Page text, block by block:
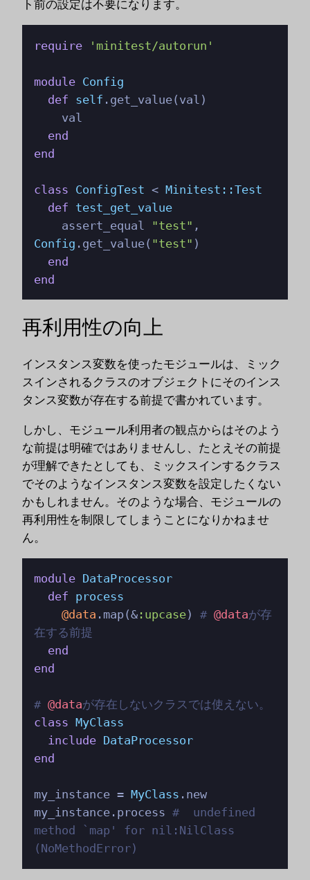
ト前の設定は不要になります。
require 'minitest/autorun'
module Config
def self .get_value(val)
end
end
class ConfigTest < Minitest::Test
def test_get_value
    assert_equal
"test"
Config .get_value( "test" )
end
end
再利用性の向上
インスタンス変数を使ったモジュールは、ミック
スインされるクラスのオブジェクトにそのインス
タンス変数が存在する前提で書かれています。
しかし、モジュール利用者の観点からはそのよう
な前提は明確ではありませんし、たとえその前提
が理解できたとしても、ミックスインするクラス
でそのようなインスタンス変数を設定したくない
かもしれません。そのような場合、モジュールの
再利用性を制限してしまうことになりかねませ
ん。
module DataProcessor
def process
@data .map(&:upcase) # @dataが存
在する前提
end
end
# @dataが存在しないクラスでは使えない。
class MyClass
include DataProcessor
end
my_instance = MyClass .new
my_instance.process #  undefined
method `map' for nil:NilClass
(NoMethodError)